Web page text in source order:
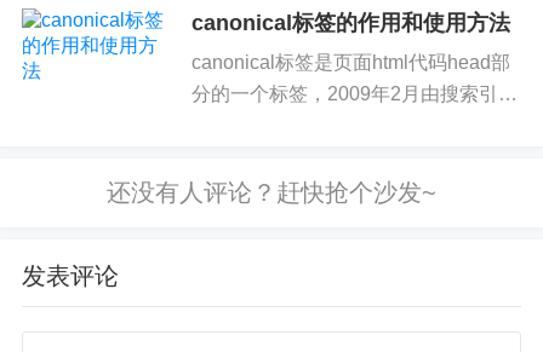
间、页面互动性、转化率、变换查询词率等数据，
以判断新算法有效性。
估数据不直接影响所评估页面的排名，但会显示出
练数据。去年11月Google刚刚公开了
多，需要不短的文字才能回答清楚，所
开回答，也许对其...
canonical标签的作用和使用方法
canonical标签是页面html代码head部
分的一个标签，2009年2月由搜索引擎
范化一直是困扰站长以及搜索引擎的一
发表评论